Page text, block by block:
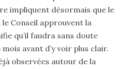
impliquent désormais que le
Conseil approuvent la
qu’il faudra sans doute
avant d’y voir plus clair.
observées autour de la